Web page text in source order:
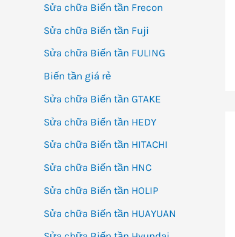
Sửa chữa Biến tần Frecon
Sửa chữa Biến tần Fuji
Sửa chữa Biến tần FULING
Biến tần giá rẻ
Sửa chữa Biến tần GTAKE
Sửa chữa Biến tần HEDY
Sửa chữa Biến tần HITACHI
Sửa chữa Biến tần HNC
Sửa chữa Biến tần HOLIP
Sửa chữa Biến tần HUAYUAN